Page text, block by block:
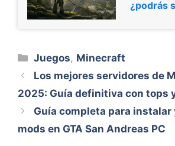
¿podrás
Categorías
Juegos, Minecraft
Los mejores servidores de
2025: Guía definitiva con tops
Guía completa para instalar
mods en GTA San Andreas PC